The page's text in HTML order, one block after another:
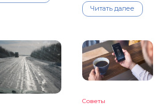
Читать далее
Советы